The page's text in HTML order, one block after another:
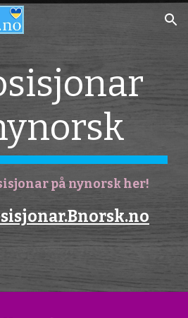
Skip to navigation
ar
på nynorsk her!